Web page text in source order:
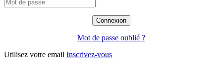
Mot de passe oublié ?
Utilisez votre email Inscrivez-vous